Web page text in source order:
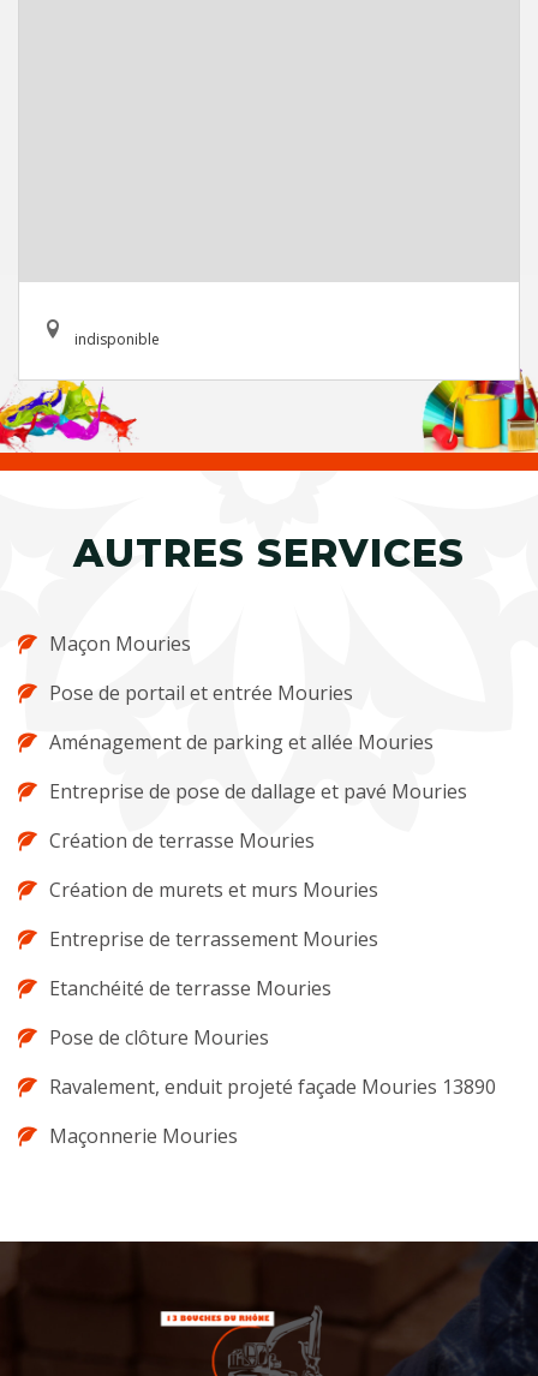
indisponible
AUTRES SERVICES
Maçon Mouries
Pose de portail et entrée Mouries
Aménagement de parking et allée Mouries
Entreprise de pose de dallage et pavé Mouries
Création de terrasse Mouries
Création de murets et murs Mouries
Entreprise de terrassement Mouries
Etanchéité de terrasse Mouries
Pose de clôture Mouries
Ravalement, enduit projeté façade Mouries 13890
Maçonnerie Mouries